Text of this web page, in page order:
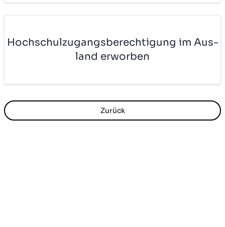
Hoch­schul­zu­gangs­be­rech­ti­gung im Aus­
land er­wor­ben
Zurück